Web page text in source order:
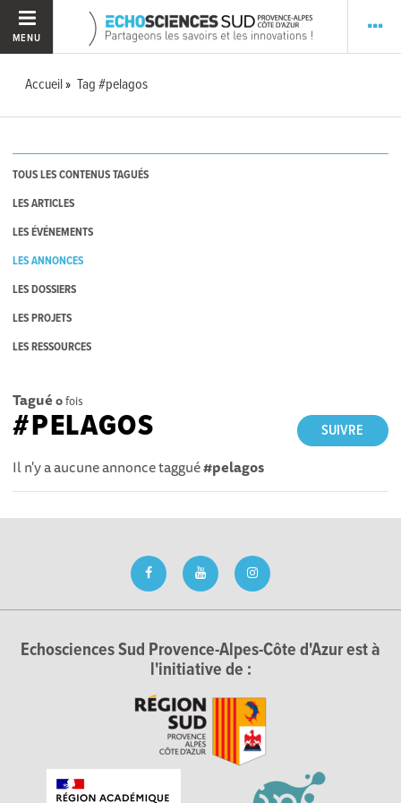
MENU
Accueil Tag #pelagos
TOUS LES CONTENUS TAGUÉS
LES ARTICLES
LES ÉVÉNEMENTS
LES ANNONCES
LES DOSSIERS
LES PROJETS
LES RESSOURCES
Tagué 0fois
SUIVRE
#PELAGOS
Il n'y a aucune annonce taggué#pelagos
Echosciences Sud Provence-Alpes-Côte d'Azur est à
l'initiative de :